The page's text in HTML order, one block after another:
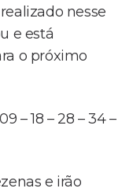
nesse
e está
o próximo
– 18 – 28 – 34 –
e irão